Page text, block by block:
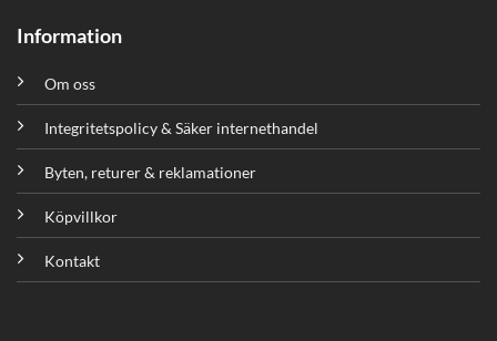
Information
Om oss
Integritetspolicy & Säker internethandel
Byten, returer & reklamationer
Köpvillkor
Kontakt